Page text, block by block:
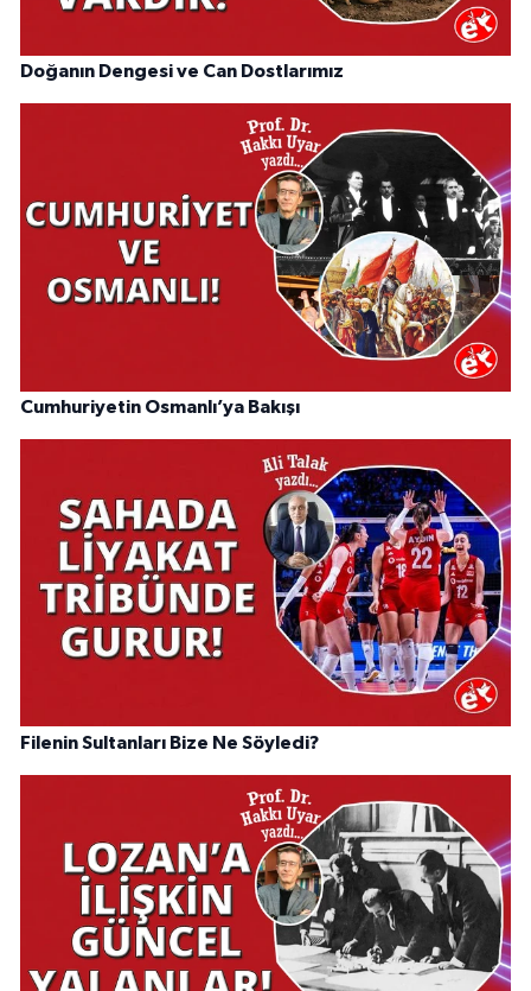
Doğanın Dengesi ve Can Dostlarımız
Cumhuriyetin Osmanlı’ya Bakışı
Filenin Sultanları Bize Ne Söyledi?